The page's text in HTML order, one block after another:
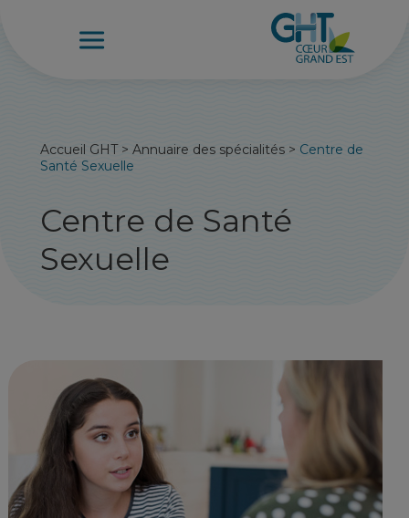
Accueil GHT>Annuaire des spécialités > Centre de
Santé Sexuelle
Centre de Santé
Sexuelle